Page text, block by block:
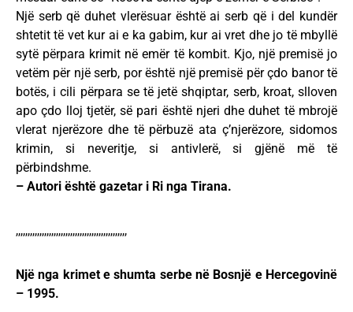
Një serb që duhet vlerësuar është ai serb që i del kundër
shtetit të vet kur ai e ka gabim, kur ai vret dhe jo të mbyllë
sytë përpara krimit në emër të kombit. Kjo, një premisë jo
vetëm për një serb, por është një premisë për çdo banor të
botës, i cili përpara se të jetë shqiptar, serb, kroat, slloven
apo çdo lloj tjetër, së pari është njeri dhe duhet të mbrojë
vlerat njerëzore dhe të përbuzë ata ç’njerëzore, sidomos
krimin, si neveritje, si antivlerë, si gjënë më të
përbindshme.
– Autori është gazetar i Ri nga Tirana.
,,,,,,,,,,,,,,,,,,,,,,,,,,,,,,,,,,,,,,,,,,,,,,,
Një nga krimet e shumta serbe në Bosnjë e Hercegovinë
– 1995.